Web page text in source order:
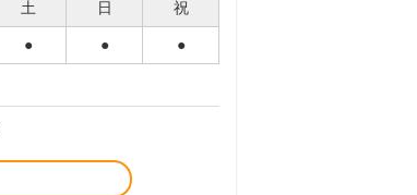
土 日 祝
● ● ●